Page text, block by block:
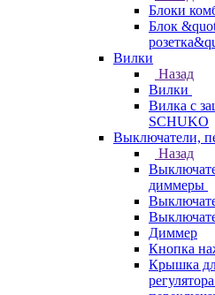
Блоки
Блок
Вилки
Назад
Вилки
Вилка с
SCHUKO
Выключатели,
Назад
диммеры
Диммер
Кнопка
Крышка